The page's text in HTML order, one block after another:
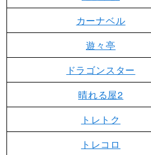
カーナベル
遊々亭
ドラゴンスター
晴れる屋2
トレトク
トレコロ